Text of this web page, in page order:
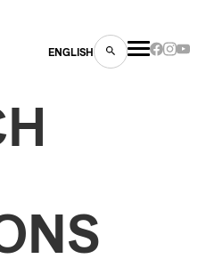
ENGLISH